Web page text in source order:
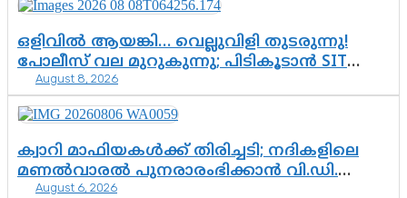
ഒളിവിൽ ആയങ്കി… വെല്ലുവിളി തുടരുന്നു!
പോലീസ് വല മുറുകുന്നു; പിടികൂടാൻ SIT
രംഗത്ത്. ഇനി ചോദ്യം ആയങ്കി എവിടെ
എന്നത് മാത്രം അല്ല—ആയങ്കി
കസ്റ്റഡിയിലായാൽ പുറത്തുവരുക
എന്തൊക്കെ വിവരങ്ങൾ?”
August 8, 2026
ക്വാറി മാഫിയകൾക്ക് തിരിച്ചടി; നദികളിലെ
മണൽവാരൽ പുനരാരംഭിക്കാൻ വി.ഡി.
സർക്കാർ തീരുമാനം
August 6, 2026